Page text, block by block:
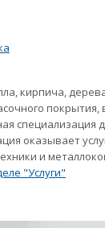
кирпича,
оказывает
и
"Услуги"